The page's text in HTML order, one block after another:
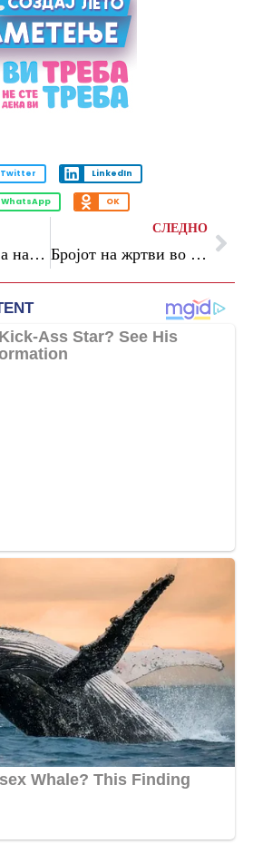
Twitter LinkedIn
WhatsApp OK
Итна евакуација на 40.000 луѓе во Калифорнија поради истекување на опасна хемикалија
СЛЕДНО
Бројот на жртви во кинескиот рудник за јаглен се искачи на 90, се апсат лица